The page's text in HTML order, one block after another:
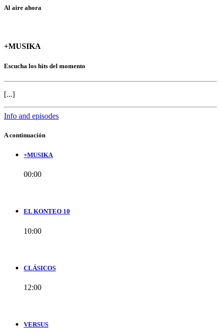
Al aire ahora
+MUSIKA
Escucha los hits del momento
[...]
Info and episodes
A continuación
+MUSIKA
00:00
EL KONTEO 10
10:00
CLÁSICOS
12:00
VERSUS